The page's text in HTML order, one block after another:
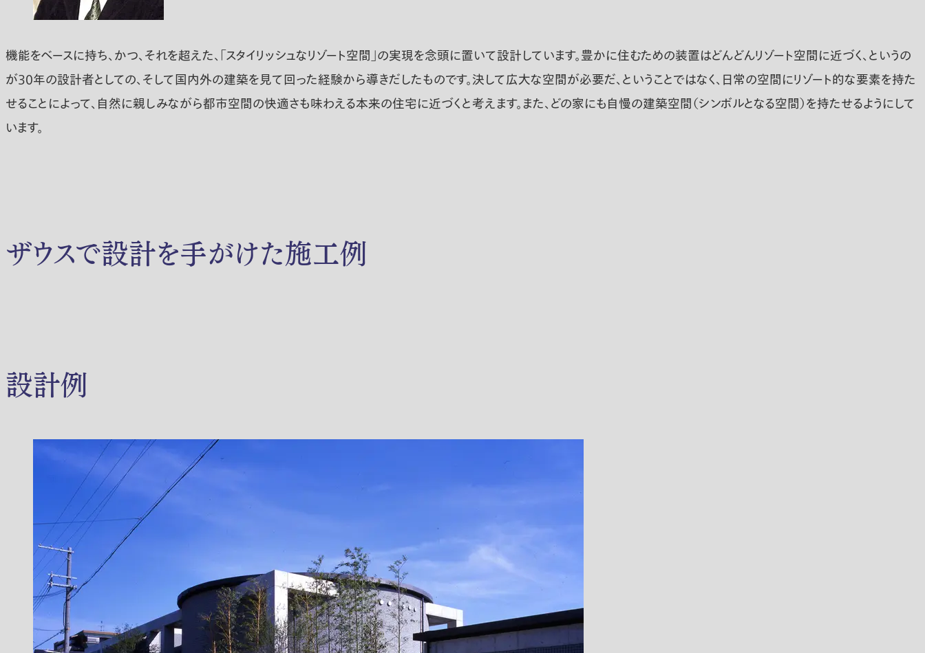
機能をベースに持ち、かつ、それを超えた、「スタイリッシュなリゾート空間」の実現を念頭に置いて設計しています。豊かに住むための装置はどんどんリゾート空間に近づく、というの
が30年の設計者としての、そして国内外の建築を見て回った経験から導きだしたものです。決して広大な空間が必要だ、ということではなく、日常の空間にリゾート的な要素を持た
せることによって、自然に親しみながら都市空間の快適さも味わえる本来の住宅に近づくと考えます。また、どの家にも自慢の建築空間（シンボルとなる空間）を持たせるようにして
います。
ザウスで設計を手がけた施工例
設計例